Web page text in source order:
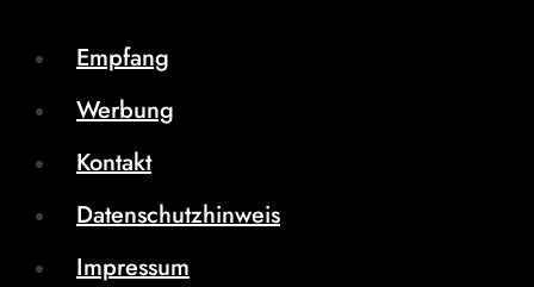
Empfang
Werbung
Kontakt
Datenschutzhinweis
Impressum